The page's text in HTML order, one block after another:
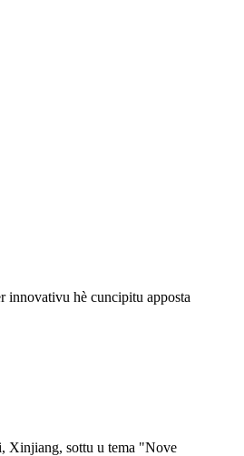
innovativu hè cuncipitu apposta
Xinjiang, sottu u tema "Nove